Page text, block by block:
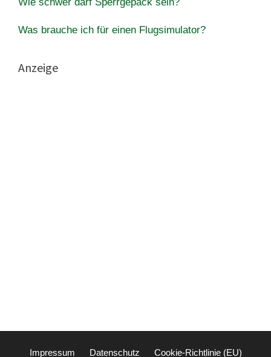
Was brauche ich für einen Flugsimulator?
Anzeige
Impressum Datenschutz Cookie-Richtlinie (EU)